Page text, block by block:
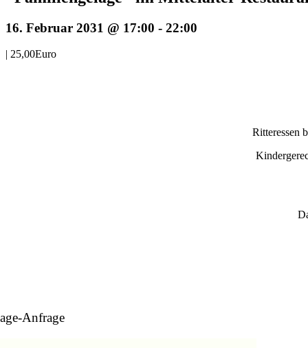
16. Februar 2031 @ 17:00 - 22:00
| 25,00Euro
Ritteressen
Anfrage